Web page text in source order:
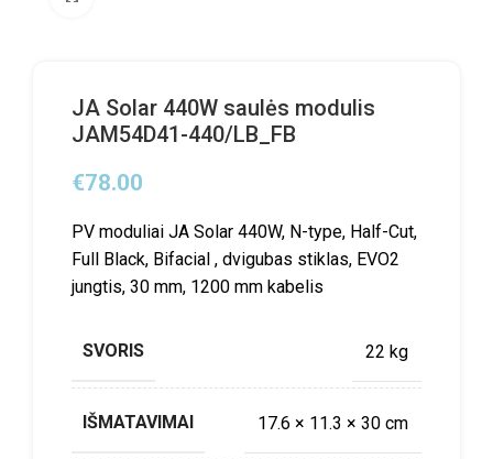
JA Solar 440W saulės modulis
JAM54D41-440/LB_FB
€78.00
PV moduliai JA Solar 440W, N-type, Half-Cut,
Full Black, Bifacial , dvigubas stiklas, EVO2
jungtis, 30 mm, 1200 mm kabelis
SVORIS 22 kg
IŠMATAVIMAI 17.6 × 11.3 × 30 cm